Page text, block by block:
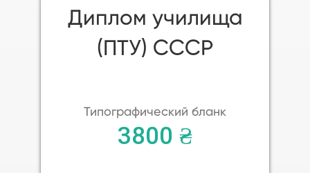
Диплом училища
(ПТУ) СССР
Типографический бланк
3800 ₴